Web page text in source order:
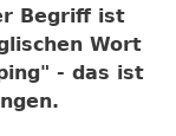
Begriff ist
Wort
- das ist